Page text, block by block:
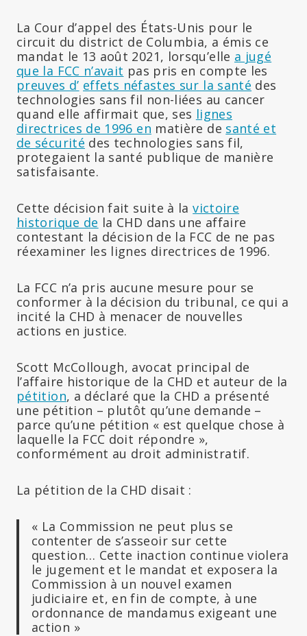
La Cour d’appel des États-Unis pour le
circuit du district de Columbia, a émis ce
mandat le 13 août 2021, lorsqu’elle a jugé
que la FCC n’avait pas pris en compte les
preuves d’ effets néfastes sur la santé des
technologies sans fil non-liées au cancer
quand elle affirmait que, ses lignes
directrices de 1996 en matière de santé et
de sécurité des technologies sans fil,
protegaient la santé publique de manière
satisfaisante.
Cette décision fait suite à lavictoire
historique de la CHD dans une affaire
contestant la décision de la FCC de ne pas
réexaminer les lignes directrices de 1996.
La FCC n’a pris aucune mesure pour se
conformer à la décision du tribunal, ce qui a
incité la CHD à menacer de nouvelles
actions en justice.
Scott McCollough, avocat principal de
l’affaire historique de la CHD et auteur de la
pétition, a déclaré que la CHD a présenté
une pétition – plutôt qu’une demande –
parce qu’une pétition « est quelque chose à
laquelle la FCC doit répondre »,
conformément au droit administratif.
La pétition de la CHD disait :
« La Commission ne peut plus se
contenter de s’asseoir sur cette
question… Cette inaction continue violera
le jugement et le mandat et exposera la
Commission à un nouvel examen
judiciaire et, en fin de compte, à une
ordonnance de mandamus exigeant une
action »